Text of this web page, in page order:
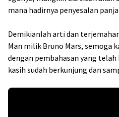
mana hadirnya penyesalan
Demikianlah arti dan
Man milik Bruno Mars, semoga
dengan pembahasan yang
kasih sudah berkunjung dan